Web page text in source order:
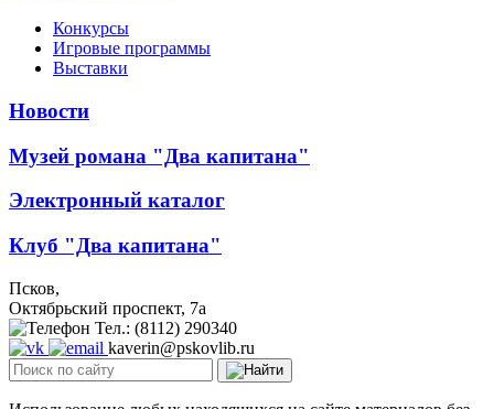
Конкурсы
Игровые программы
Выставки
Новости
Музей романа "Два капитана"
Электронный каталог
Клуб "Два капитана"
Псков,
Октябрьский проспект, 7a
Тел.: (8112) 290340
kaverin@pskovlib.ru